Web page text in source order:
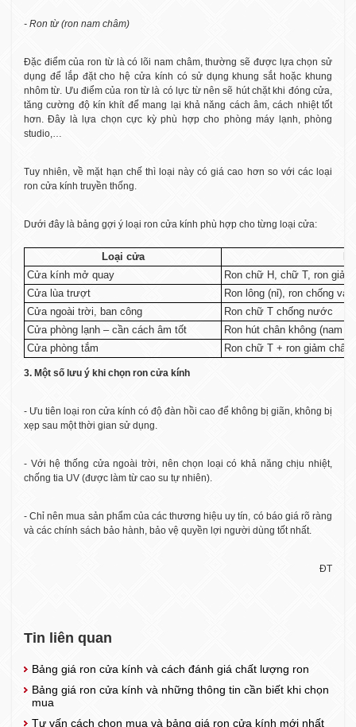
- Ron từ (ron nam châm)
Đặc điểm của ron từ là có lõi nam châm, thường sẽ được lựa chọn sử
dụng để lắp đặt cho hệ cửa kính có sử dụng khung sắt hoặc khung
nhôm từ. Ưu điểm của ron từ là có lực từ nên sẽ hút chặt khi đóng cửa,
tăng cường độ kín khít để mang lại khả năng cách âm, cách nhiệt tốt
hơn. Đây là lựa chọn cực kỳ phù hợp cho phòng máy lạnh, phòng
studio,…
Tuy nhiên, về mặt hạn chế thì loại này có giá cao hơn so với các loại
ron cửa kính truyền thống.
Dưới đây là bảng gợi ý loại ron cửa kính phù hợp cho từng loại cửa:
Loại cửa
Cửa kính mở quay
Ron chữ H, chữ T, ron giảm
Cửa lùa trượt
Ron lông (nỉ), ron chống va
Cửa ngoài trời, ban công
Ron chữ T chống nước
Cửa phòng lạnh – cần cách âm tốt
Ron hút chân không (nam
Cửa phòng tắm
Ron chữ T + ron giảm
3. Một số lưu ý khi chọn ron cửa kính
- Ưu tiên loại ron cửa kính có độ đàn hồi cao để không bị giãn, không bị
xẹp sau một thời gian sử dụng.
- Với hệ thống cửa ngoài trời, nên chọn loại có khả năng chịu nhiệt,
chống tia UV (được làm từ cao su tự nhiên).
- Chỉ nên mua sản phẩm của các thương hiệu uy tín, có báo giá rõ ràng
và các chính sách bảo hành, bảo vệ quyền lợi người dùng tốt nhất.
ĐT
Tin liên quan
Bảng giá ron cửa kính và cách đánh giá chất lượng ron
Bảng giá ron cửa kính và những thông tin cần biết khi chọn
mua
Tư vấn cách chọn mua và bảng giá ron cửa kính mới nhất